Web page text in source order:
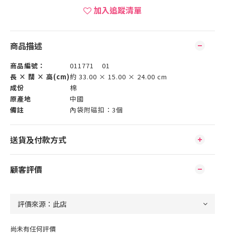
加入追蹤清單
商品描述
商品編號：
011771 01
長 × 闊 × 高(cm)約 33.00 × 15.00 × 24.00 cm
成份
棉
原產地
中國
備註
內袋附磁扣：3個
送貨及付款方式
顧客評價
尚未有任何評價